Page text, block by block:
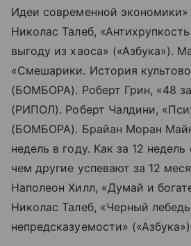
Идеи современной
Николас Талеб,
выгоду из хаоса» («Азбука»).
«Смешарики. История
(БОМБОРА). Роберт Грин, «48
(РИПОЛ). Роберт Чалдини,
(БОМБОРА). Брайан Моран
недель в году. Как за 12
чем другие успевают за 12
Наполеон Хилл, «Думай и
Николас Талеб, «Черный
непредсказуемости»